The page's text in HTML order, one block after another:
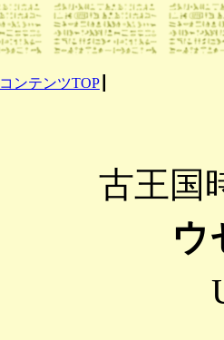
コンテンツTOP┃
古王国
ウ